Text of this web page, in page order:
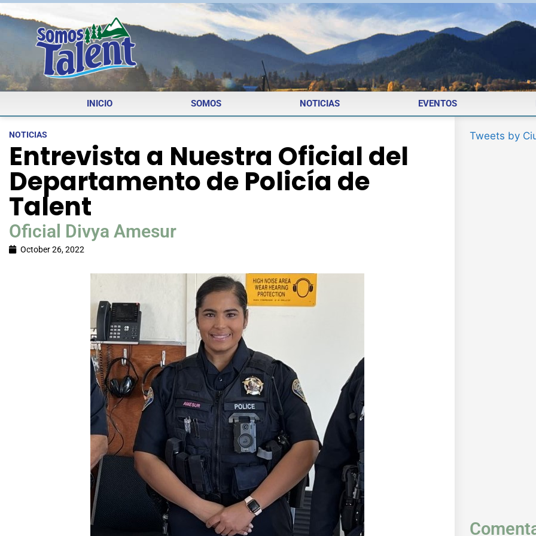
INICIO SOMOS NOTICIAS EVENTOS
NOTICIAS
Entrevista a Nuestra Oficial del
Departamento de Policía de
Talent
Oficial Divya Amesur
October 26, 2022
Tweets by